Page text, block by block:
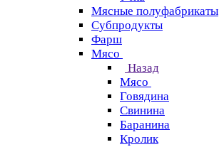
Мясные полуфабрикаты
Субпродукты
Фарш
Мясо
Назад
Мясо
Говядина
Свинина
Баранина
Кролик